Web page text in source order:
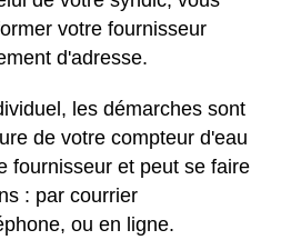
votre fournisseur
d'adresse.
les démarches sont
de votre compteur d'eau
fournisseur et peut se faire
: par courrier
ou en ligne.